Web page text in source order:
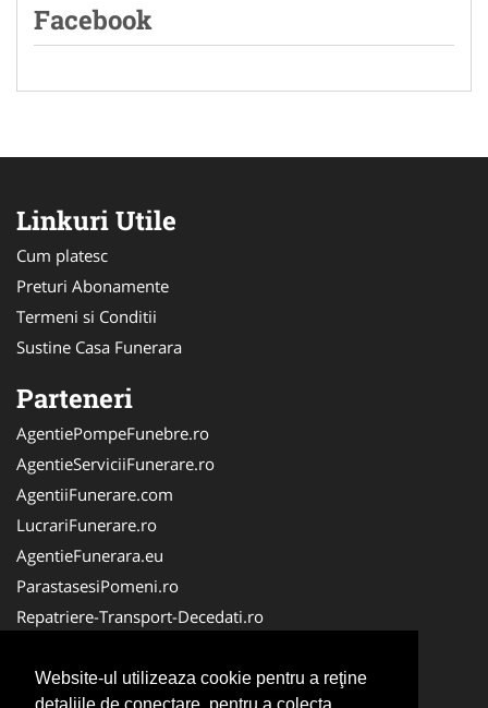
Website-ul utilizeaza cookie pentru a reţine
Facebook
Linkuri Utile
Cum platesc
Preturi Abonamente
Termeni si Conditii
Sustine Casa Funerara
Parteneri
AgentiePompeFunebre.ro
AgentieServiciiFunerare.ro
AgentiiFunerare.com
LucrariFunerare.ro
AgentieFunerara.eu
ParastasesiPomeni.ro
Repatriere-Transport-Decedati.ro
CasaFunerara.com